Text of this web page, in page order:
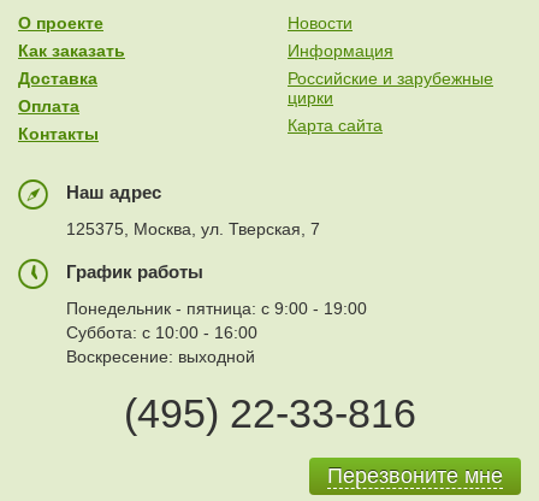
О проекте
Как заказать
Доставка
Оплата
Контакты
Новости
Информация
Российские и зарубежные
цирки
Карта сайта
Наш адрес
125375, Москва, ул. Тверская, 7
График работы
Понедельник - пятница: с 9:00 - 19:00
Суббота: с 10:00 - 16:00
Воскресение: выходной
(495) 22-33-816
Перезвоните мне